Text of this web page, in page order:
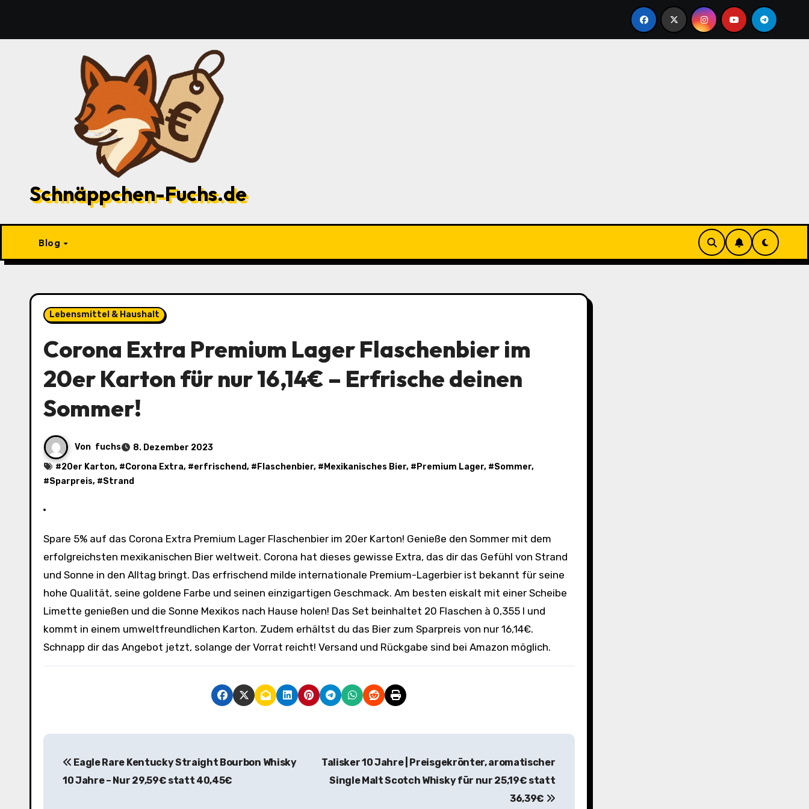
springen
Schnäppchen-Fuchs.de
Blog
Lebensmittel & Haushalt
Corona Extra Premium Lager Flaschenbier im
20er Karton für nur 16,14€ – Erfrische deinen
Sommer!
Von fuchs
8. Dezember 2023
#20er Karton, #Corona Extra, #erfrischend, # Flaschenbier, # Mexikanisches Bier, # Premium Lager, #Sommer,
#Sparpreis, #Strand
Spare 5% auf das Corona Extra Premium Lager Flaschenbier im 20er Karton! Genieße den Sommer mit dem
erfolgreichsten mexikanischen Bier weltweit. Corona hat dieses gewisse Extra, das dir das Gefühl von Strand
und Sonne in den Alltag bringt. Das erfrischend milde internationale Premium-Lagerbier ist bekannt für seine
hohe Qualität, seine goldene Farbe und seinen einzigartigen Geschmack. Am besten eiskalt mit einer Scheibe
Limette genießen und die Sonne Mexikos nach Hause holen! Das Set beinhaltet 20 Flaschen à 0,355 l und
kommt in einem umweltfreundlichen Karton. Zudem erhältst du das Bier zum Sparpreis von nur 16,14€.
Schnapp dir das Angebot jetzt, solange der Vorrat reicht! Versand und Rückgabe sind bei Amazon möglich.
B
Eagle Rare Kentucky Straight Bourbon Whisky
10 Jahre – Nur 29,59€ statt 40,45€
Talisker 10 Jahre | Preisgekrönter, aromatischer
Single Malt Scotch Whisky für nur 25,19€ statt
36,39€